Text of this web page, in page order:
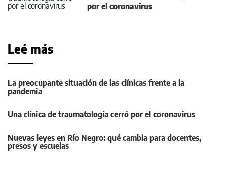
por el coronavirus
Leé más
La preocupante situación de las clínicas frente a la
pandemia
Una clínica de traumatología cerró por el coronavirus
Nuevas leyes en Río Negro: qué cambia para docentes,
presos y escuelas